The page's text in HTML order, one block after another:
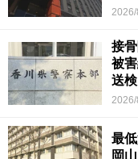
接
被
送
最
岡